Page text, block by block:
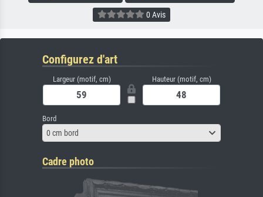
0 Avis
Configurez d'art
Largeur (motif, cm) Hauteur (motif, cm)
Bord
0 cm bord
Cadre photo